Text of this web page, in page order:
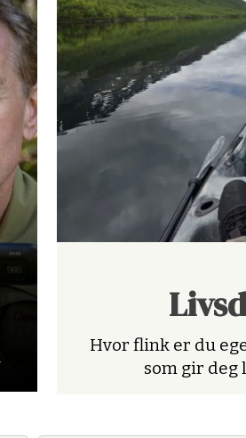
Hvor flink er du
som gir deg